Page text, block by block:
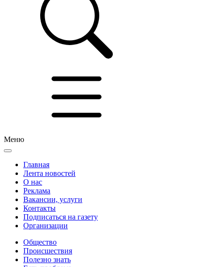
Меню
Главная
Лента новостей
О нас
Реклама
Вакансии, услуги
Контакты
Подписаться на газету
Организации
Общество
Происшествия
Полезно знать